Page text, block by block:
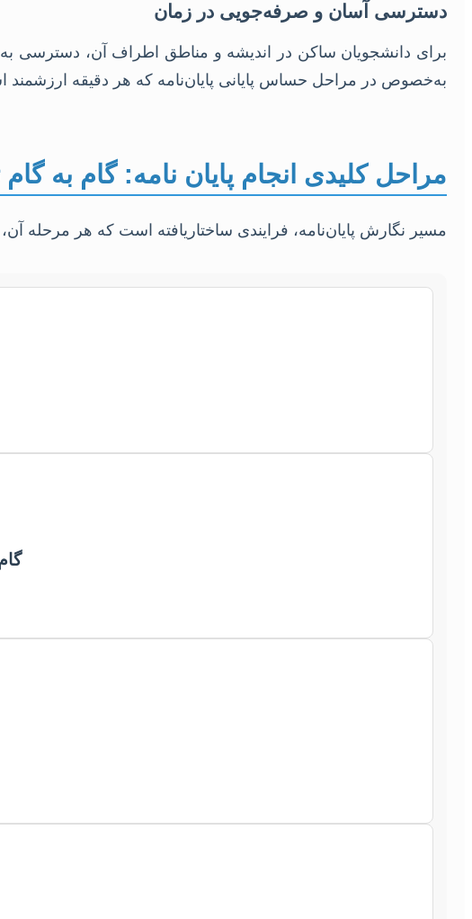
دسترسی آسان و صرفه‌جویی در زمان
برای دانشجویان ساکن در اندیشه و مناطق اطراف آن، دسترسی
به‌خصوص در مراحل حساس پایانی پایان‌نامه که هر دقیقه ارزشمند
مراحل کلیدی انجام پایان نامه: گام به
مسیر نگارش پایان‌نامه، فرایندی ساختاریافته است که هر
گام ۲: نگارش فصول